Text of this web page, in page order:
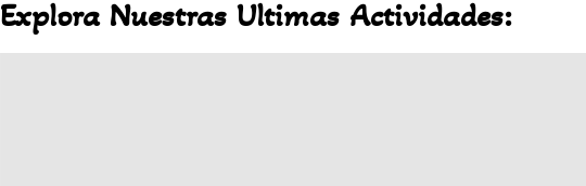
Explora Nuestras Ultimas Actividades: